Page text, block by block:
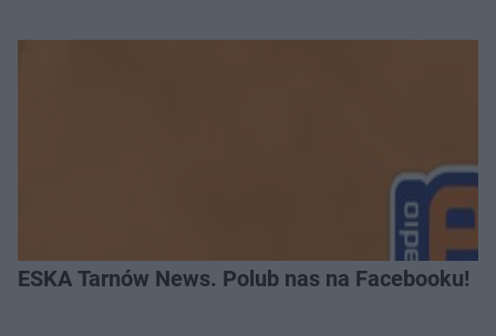
ESKA Tarnów News. Polub nas na Facebooku!